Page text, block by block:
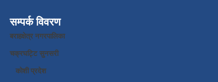
सम्पर्क विवरण
बराहक्षेत्र नगरपालिका
चक्रघट्टि सुनसरी
कोशी प्रदेश